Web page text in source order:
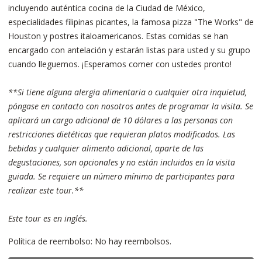
incluyendo auténtica cocina de la Ciudad de México,
especialidades filipinas picantes, la famosa pizza "The Works" de
Houston y postres italoamericanos. Estas comidas se han
encargado con antelación y estarán listas para usted y su grupo
cuando lleguemos. ¡Esperamos comer con ustedes pronto!
**Si tiene alguna alergia alimentaria o cualquier otra inquietud,
póngase en contacto con nosotros antes de programar la visita. Se
aplicará un cargo adicional de 10 dólares a las personas con
restricciones dietéticas que requieran platos modificados. Las
bebidas y cualquier alimento adicional, aparte de las
degustaciones, son opcionales y no están incluidos en la visita
guiada. Se requiere un número mínimo de participantes para
realizar este tour.**
Este tour es en inglés.
Política de reembolso: No hay reembolsos.